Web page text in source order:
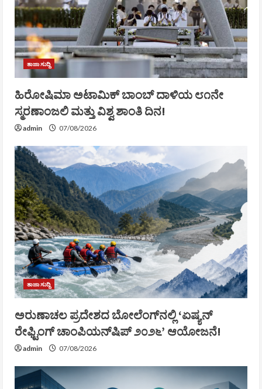
ತಾಜಾ ಸುದ್ದಿ
ಹಿರೋಷಿಮಾ ಅಟಾಮಿಕ್ ಬಾಂಬ್ ದಾಳಿಯ ೮೧ನೇ
ಸ್ಮರಣಾಂಜಲಿ ಮತ್ತು ವಿಶ್ವ ಶಾಂತಿ ದಿನ!
admin 07/08/2026
ತಾಜಾ ಸುದ್ದಿ
ಅರುಣಾಚಲ ಪ್ರದೇಶದ ಬೋಲೆಂಗ್‌ನಲ್ಲಿ ‘ಏಷ್ಯನ್
ರೇಫ್ಟಿಂಗ್ ಚಾಂಪಿಯನ್‌ಷಿಪ್ ೨೦೨೬’ ಆಯೋಜನೆ!
admin 07/08/2026